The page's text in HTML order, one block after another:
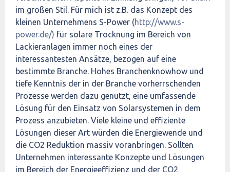
im großen Stil. Für mich ist z.B. das Konzept des
kleinen Unternehmens S-Power (http://www.s-
power.de/) für solare Trocknung im Bereich von
Lackieranlagen immer noch eines der
interessantesten Ansätze, bezogen auf eine
bestimmte Branche. Hohes Branchenknowhow und
tiefe Kenntnis der in der Branche vorherrschenden
Prozesse werden dazu genutzt, eine umfassende
Lösung für den Einsatz von Solarsystemen in dem
Prozess anzubieten. Viele kleine und effiziente
Lösungen dieser Art würden die Energiewende und
die CO2 Reduktion massiv voranbringen. Sollten
Unternehmen interessante Konzepte und Lösungen
im Bereich der Energieeffizienz und der CO2